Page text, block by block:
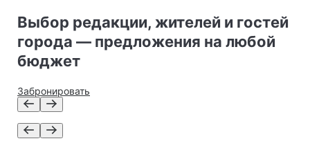
Выбор редакции, жителей и гостей
города — предложения на любой
бюджет
Забронировать